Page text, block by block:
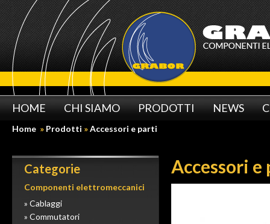
HOME CHI SIAMO PRODOTTI NEWS
Home » Prodotti »Accessori e parti
Categorie
Componenti elettromeccanici
» Cablaggi
» Commutatori
Accessori